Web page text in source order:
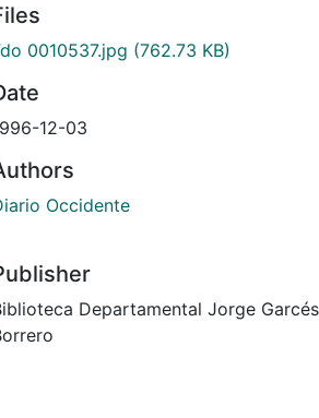
0010537.jpg (762.73 KB)
12-03
Occidente
Departamental Jorge Garcés